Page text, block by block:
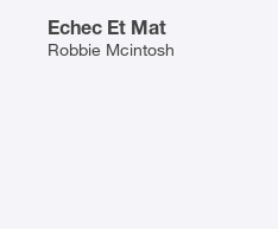
Echec Et Mat
Robbie Mcintosh